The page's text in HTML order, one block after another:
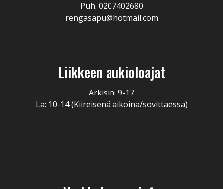
Puh. 0207402680
rengasapu@hotmail.com
Liikkeen aukioloajat
Arkisin: 9-17
La: 10-14 (Kiireisenä aikoina/sovittaessa)